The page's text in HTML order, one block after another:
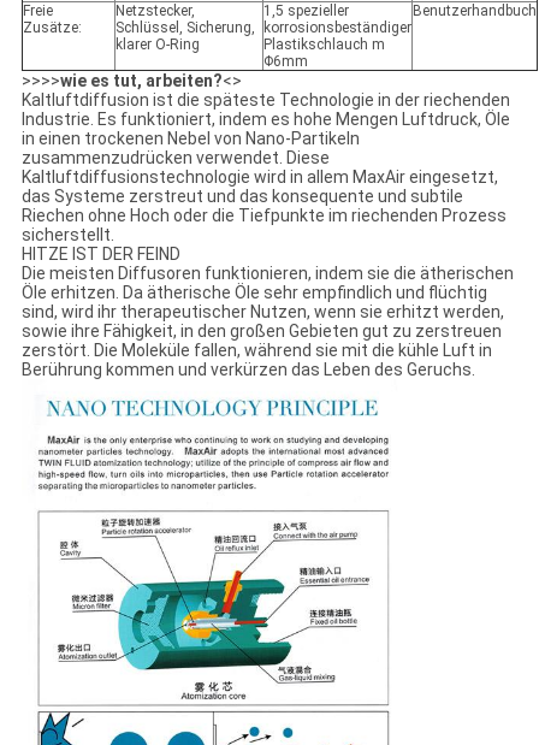
Freie
Zusätze:
Netzstecker,
Schlüssel, Sicherung,
klarer O-Ring
1,5 spezieller
korrosionsbeständiger
Plastikschlauch m
Φ6mm
Benutzerhandbuch
>>>>wie es tut, arbeiten?<>
Kaltluftdiffusion ist die späteste Technologie in der riechenden
Industrie. Es funktioniert, indem es hohe Mengen Luftdruck, Öle
in einen trockenen Nebel von Nano-Partikeln
zusammenzudrücken verwendet. Diese
Kaltluftdiffusionstechnologie wird in allem MaxAir eingesetzt,
das Systeme zerstreut und das konsequente und subtile
Riechen ohne Hoch oder die Tiefpunkte im riechenden Prozess
sicherstellt.
HITZE IST DER FEIND
Die meisten Diffusoren funktionieren, indem sie die ätherischen
Öle erhitzen. Da ätherische Öle sehr empfindlich und flüchtig
sind, wird ihr therapeutischer Nutzen, wenn sie erhitzt werden,
sowie ihre Fähigkeit, in den großen Gebieten gut zu zerstreuen
zerstört. Die Moleküle fallen, während sie mit die kühle Luft in
Berührung kommen und verkürzen das Leben des Geruchs.